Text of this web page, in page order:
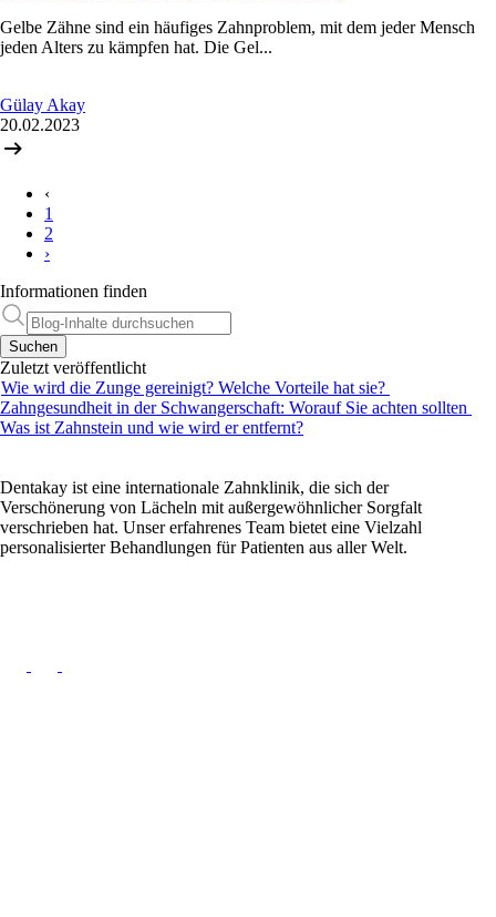
Gelbe Zähne sind ein häufiges Zahnproblem, mit dem jeder Mensch
jeden Alters zu kämpfen hat. Die Gel...
Gülay Akay
20.02.2023
‹
1
2
›
Informationen finden
Suchen
Zuletzt veröffentlicht
Wie wird die Zunge gereinigt? Welche Vorteile hat sie?
Zahngesundheit in der Schwangerschaft: Worauf Sie achten sollten
Was ist Zahnstein und wie wird er entfernt?
Dentakay ist eine internationale Zahnklinik, die sich der
Verschönerung von Lächeln mit außergewöhnlicher Sorgfalt
verschrieben hat. Unser erfahrenes Team bietet eine Vielzahl
personalisierter Behandlungen für Patienten aus aller Welt.